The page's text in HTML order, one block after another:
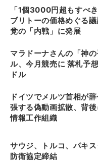
「1個3000円超もすべ
ブリトーの価格めぐる
党の「内戦」に発展
マラドーナさんの「神
ル、今月競売に 落札予
ドル
ドイツでメルツ首相が
張する偽動画拡散、背
情報工作組織
サウジ、トルコ、パキ
防衛協定締結